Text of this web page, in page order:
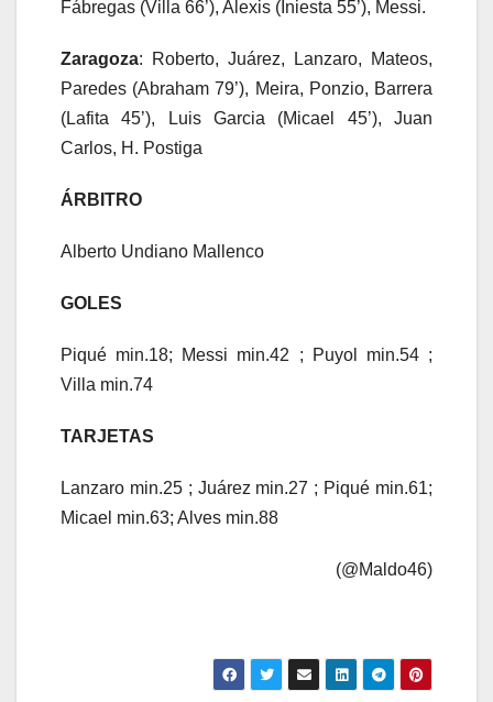
Fábregas (Villa 66’), Alexis (Iniesta 55’), Messi.
Zaragoza: Roberto, Juárez, Lanzaro, Mateos,
Paredes (Abraham 79’), Meira, Ponzio, Barrera
(Lafita 45’), Luis Garcia (Micael 45’), Juan
Carlos, H. Postiga
ÁRBITRO
Alberto Undiano Mallenco
GOLES
Piqué min.18; Messi min.42 ; Puyol min.54 ;
Villa min.74
TARJETAS
Lanzaro min.25 ; Juárez min.27 ; Piqué min.61;
Micael min.63; Alves min.88
(@Maldo46)